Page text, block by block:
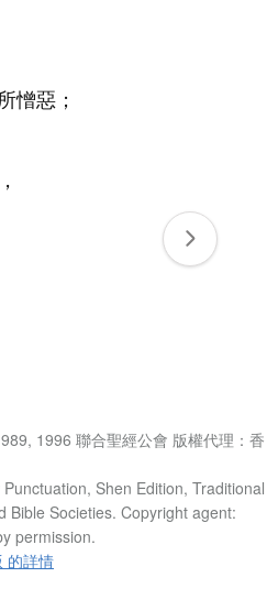
憎惡；
1996 聯合聖經公會 版權代理：香
Shen Edition, Traditional
Bible Societies. Copyright agent:
permission.
的詳情